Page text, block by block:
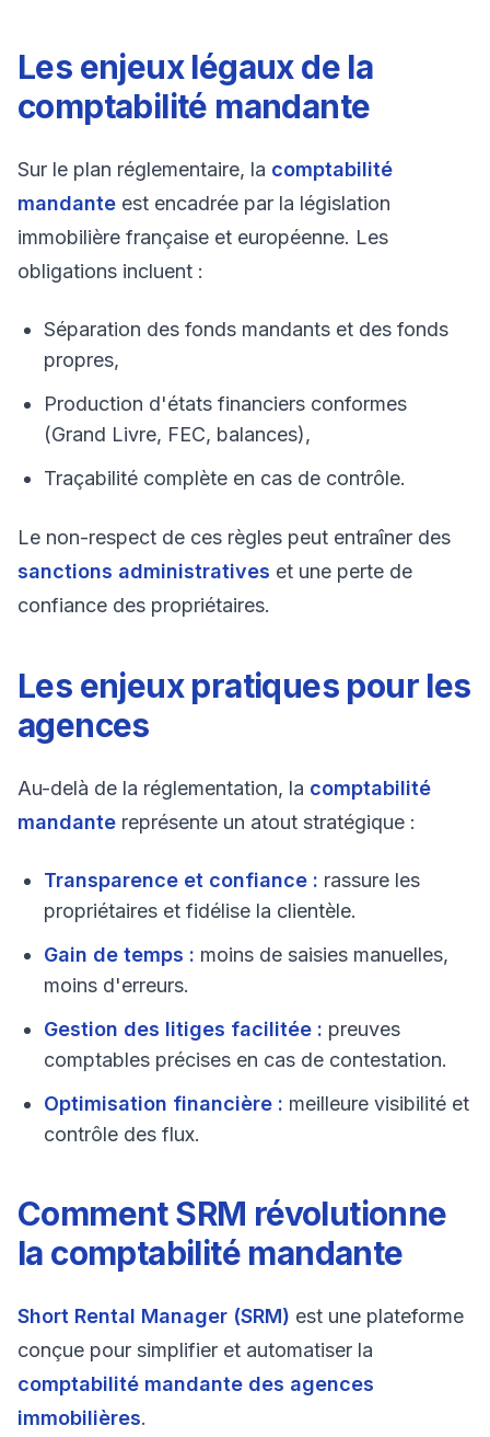
Les enjeux légaux de la
comptabilité mandante
Sur le plan réglementaire, la comptabilité
mandante est encadrée par la législation
immobilière française et européenne. Les
obligations incluent :
Séparation des fonds mandants et des fonds
propres,
Production d'états financiers conformes
(Grand Livre, FEC, balances),
Traçabilité complète en cas de contrôle.
Le non-respect de ces règles peut entraîner des
sanctions administratives et une perte de
confiance des propriétaires.
Les enjeux pratiques pour les
agences
Au-delà de la réglementation, la comptabilité
mandante représente un atout stratégique :
Transparence et confiance : rassure les
propriétaires et fidélise la clientèle.
Gain de temps : moins de saisies manuelles,
moins d'erreurs.
Gestion des litiges facilitée : preuves
comptables précises en cas de contestation.
Optimisation financière : meilleure visibilité et
contrôle des flux.
Comment SRM révolutionne
la comptabilité mandante
Short Rental Manager (SRM) est une plateforme
conçue pour simplifier et automatiser la
comptabilité mandante des agences
immobilières.